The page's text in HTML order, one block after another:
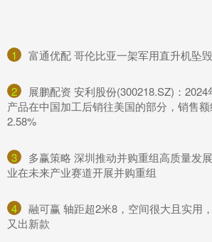
1 富通优配 哥伦比亚一架军用直升机坠
2
展鹏配资 安利股份(300218.SZ)：
产品在中国加工后销往美国的部分，销售
2.58%
3
多赢策略 深圳推动并购重组高质量发
业在未来产业赛道开展并购重组
4
融可赢 轴距超2米8，空间很大且实用
又出新款